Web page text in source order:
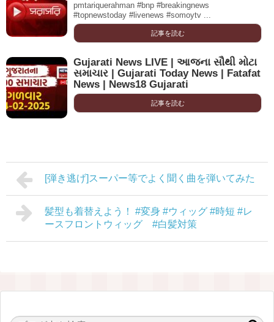
pmtariquerahman #bnp #breakingnews
#topnewstoday #livenews #somoytv ...
記事を読む
Gujarati News LIVE | આજના સૌથી મોટા
સમાચાર | Gujarati Today News | Fatafat
News | News18 Gujarati
記事を読む
[弾き逃げ]スーパー等でよく聞く曲を弾いてみた
髪型も着替えよう！ #変身 #ウィッグ #時短 #レ
ースフロントウィッグ #白髪対策